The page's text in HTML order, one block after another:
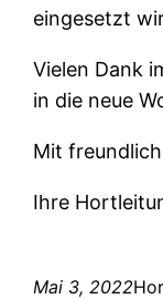
eingesetzt
Vielen Dank
in die neue
Mit
Ihre
Mai 3, 2022